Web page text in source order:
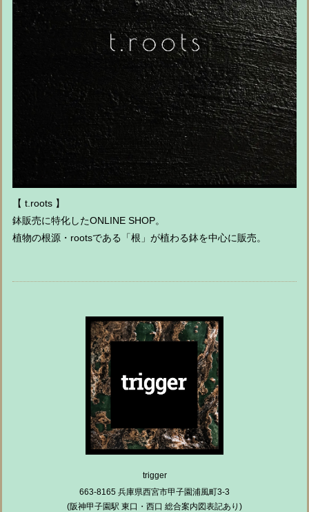
【 t.roots 】
鉢販売に特化したONLINE SHOP。
植物の根源・rootsである「根」が植わる鉢を中心に販売。
trigger
663-8165 兵庫県西宮市甲子園浦風町3-3
(阪神甲子園駅 東口・西口 総合案内図表記あり)